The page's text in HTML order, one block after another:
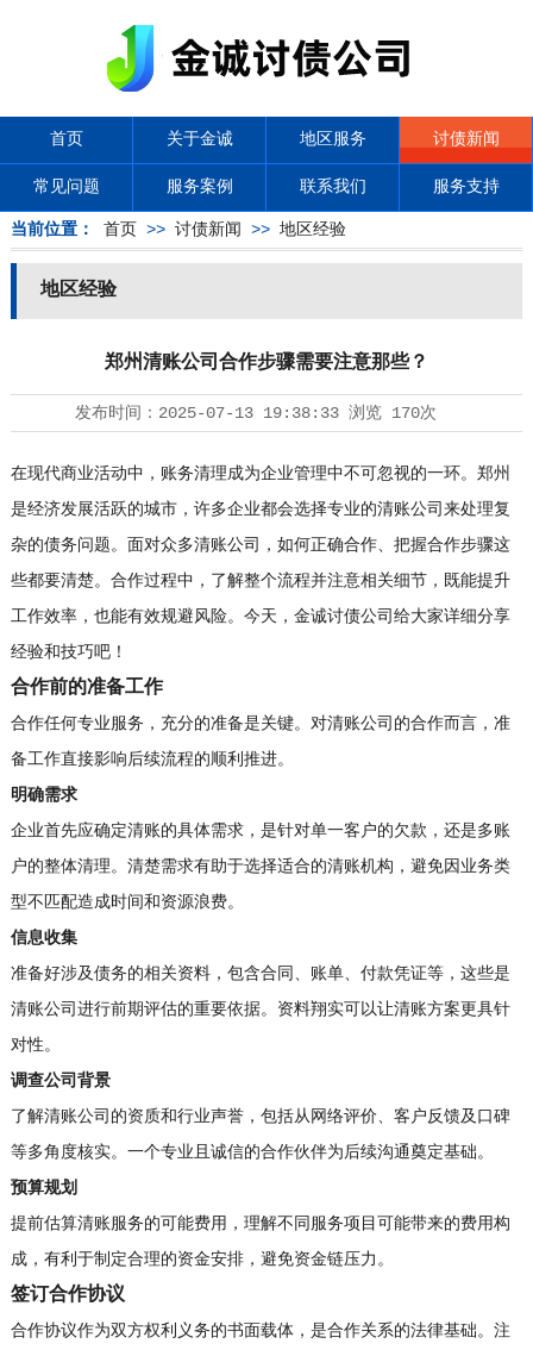
首页 关于金诚 地区服务 讨债新闻
常见问题 服务案例 联系我们 服务支持
当前位置： 首页 >> 讨债新闻 >> 地区经验
地区经验
郑州清账公司合作步骤需要注意那些？
发布时间： 2025-07-13 19:38:33浏览 170次
在现代商业活动中，账务清理成为企业管理中不可忽视的一环。郑州
是经济发展活跃的城市，许多企业都会选择专业的清账公司来处理复
杂的债务问题。面对众多清账公司，如何正确合作、把握合作步骤这
些都要清楚。合作过程中，了解整个流程并注意相关细节，既能提升
工作效率，也能有效规避风险。今天，金诚讨债公司 给大家详细分享
经验和技巧吧！
合作前的准备工作
合作任何专业服务，充分的准备是关键。对清账公司的合作而言，准
备工作直接影响后续流程的顺利推进。
明确需求
企业首先应确定清账的具体需求，是针对单一客户的欠款，还是多账
户的整体清理。清楚需求有助于选择适合的清账机构，避免因业务类
型不匹配造成时间和资源浪费。
信息收集
准备好涉及债务的相关资料，包含合同、账单、付款凭证等，这些是
清账公司进行前期评估的重要依据。资料翔实可以让清账方案更具针
对性。
调查公司背景
了解清账公司的资质和行业声誉，包括从网络评价、客户反馈及口碑
等多角度核实。一个专业且诚信的合作伙伴为后续沟通奠定基础。
预算规划
提前估算清账服务的可能费用，理解不同服务项目可能带来的费用构
成，有利于制定合理的资金安排，避免资金链压力。
签订合作协议
合作协议作为双方权利义务的书面载体，是合作关系的法律基础。注